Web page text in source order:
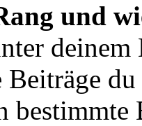
und
deinem
bestimmte